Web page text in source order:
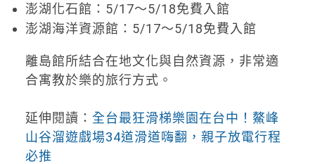
澎湖化石館：5/17～5/18免費入館
澎湖海洋資源館：5/17～5/18免費入館
離島館所結合在地文化與自然資源，非常適
合寓教於樂的旅行方式。
延伸閱讀： 全台最狂滑梯樂園在台中！鰲峰
山谷溜遊戲場34道滑道嗨翻，親子放電行程
必推